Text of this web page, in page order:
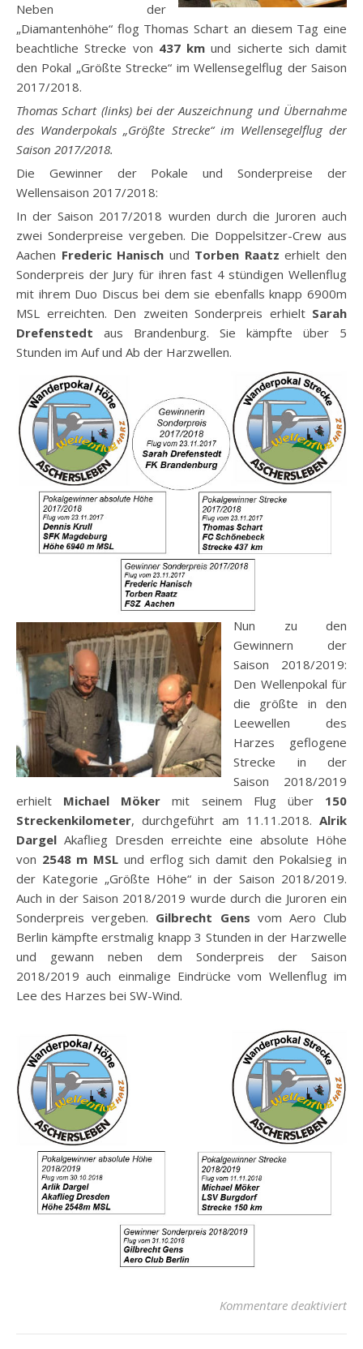
Neben der
„Diamantenhöhe“ flog Thomas Schart an diesem Tag eine
beachtliche Strecke von 437 km und sicherte sich damit
den Pokal „Größte Strecke“ im Wellensegelflug der Saison
2017/2018.
Thomas Schart (links) bei der Auszeichnung und Übernahme
des Wanderpokals „Größte Strecke“ im Wellensegelflug der
Saison 2017/2018.
Die Gewinner der Pokale und Sonderpreise der
Wellensaison 2017/2018:
In der Saison 2017/2018 wurden durch die Juroren auch
zwei Sonderpreise vergeben. Die Doppelsitzer-Crew aus
Aachen Frederic Hanisch und Torben Raatz erhielt den
Sonderpreis der Jury für ihren fast 4 stündigen Wellenflug
mit ihrem Duo Discus bei dem sie ebenfalls knapp 6900m
MSL erreichten. Den zweiten Sonderpreis erhielt Sarah
Drefenstedt aus Brandenburg. Sie kämpfte über 5
Stunden im Auf und Ab der Harzwellen.
Nun zu den
Gewinnern der
Saison 2018/2019:
Den Wellenpokal für
die größte in den
Leewellen des
Harzes geflogene
Strecke in der
Saison 2018/2019
erhielt Michael Möker mit seinem Flug über 150
Streckenkilometer, durchgeführt am 11.11.2018. Alrik
Dargel Akaflieg Dresden erreichte eine absolute Höhe
von 2548 m MSL und erflog sich damit den Pokalsieg in
der Kategorie „Größte Höhe“ in der Saison 2018/2019.
Auch in der Saison 2018/2019 wurde durch die Juroren ein
Sonderpreis vergeben. Gilbrecht Gens vom Aero Club
Berlin kämpfte erstmalig knapp 3 Stunden in der Harzwelle
und gewann neben dem Sonderpreis der Saison
2018/2019 auch einmalige Eindrücke vom Wellenflug im
Lee des Harzes bei SW-Wind.
Kommentare deaktiviertfür